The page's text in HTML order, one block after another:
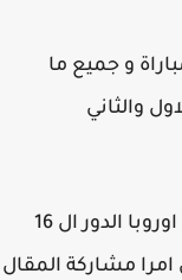
و جميع ما
مباراة قوية بين الفريقين في دورى ابطال اوروبا الدور ال 16
امرا مشاركة المقال